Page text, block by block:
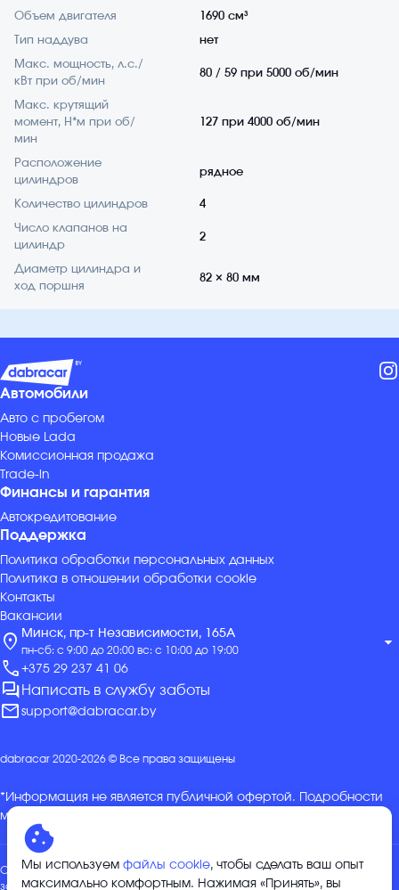
Объем двигателя 1690 см³
Тип наддува нет
Макс. мощность, л.с./
кВт при об/мин
80 / 59 при 5000 об/мин
Макс. крутящий
момент, Н*м при об/
мин
127 при 4000 об/мин
Расположение
цилиндров
рядное
Количество цилиндров 4
Число клапанов на
цилиндр
2
Диаметр цилиндра и
ход поршня
82 × 80 мм
Мы используем файлы cookie, чтобы сделать ваш опыт
максимально комфортным. Нажимая «Принять», вы
Автомобили
Авто с пробегом
Новые Lada
Комиссионная продажа
Trade-in
Финансы и гарантия
Автокредитование
Поддержка
Политика обработки персональных данных
Политика в отношении обработки cookie
Контакты
Вакансии
location_on Минск, пр-т Независимости, 165А
пн-сб: с 9:00 до 20:00 вс: с 10:00 до 19:00
arrow_drop_down
call +375 29 237 41 06
forum Написать в службу заботы
mail support@dabracar.by
dabracar 2020-2026 © Все права защищены
*Информация не является публичной офертой. Подробности
можно уточнить в отделе продаж.
Общество с ограниченной ответственностью «ДабракарГрупп»,
зарегистрировано 04.01.2024 Минским горисполкомом в ЕГР за №